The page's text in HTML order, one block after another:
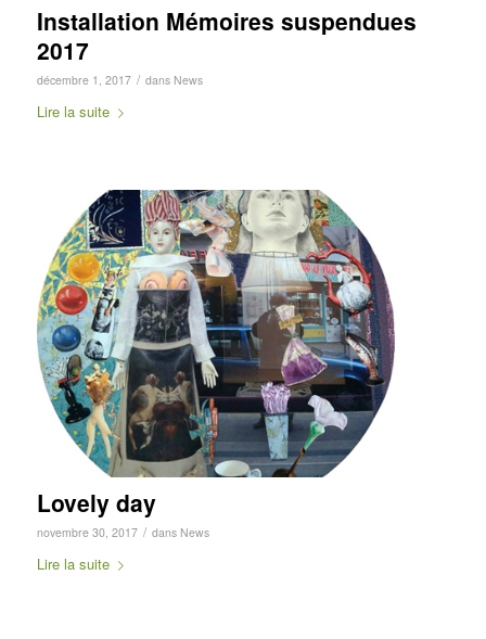
Installation Mémoires suspendues
2017
décembre 1, 2017 / dans News
Lire la suite
Lovely day
novembre 30, 2017 / dans News
Lire la suite